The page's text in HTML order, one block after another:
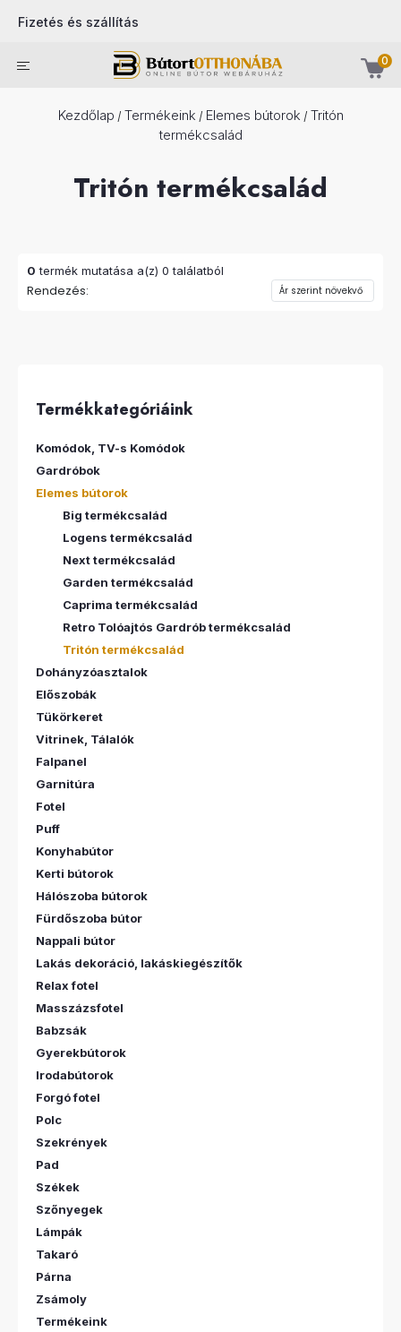
Fizetés és szállítás
0
Kezdőlap / Termékeink / Elemes bútorok / Tritón
termékcsalád
Tritón termékcsalád
0 termék mutatása a(z) 0 találatból
Rendezés:
Termékkategóriáink
Komódok, TV-s Komódok
Gardróbok
Elemes bútorok
Big termékcsalád
Logens termékcsalád
Next termékcsalád
Garden termékcsalád
Caprima termékcsalád
Retro Tolóajtós Gardrób termékcsalád
Tritón termékcsalád
Dohányzóasztalok
Előszobák
Tükörkeret
Vitrinek, Tálalók
Falpanel
Garnitúra
Fotel
Puff
Konyhabútor
Kerti bútorok
Hálószoba bútorok
Fürdőszoba bútor
Nappali bútor
Lakás dekoráció, lakáskiegészítők
Relax fotel
Masszázsfotel
Babzsák
Gyerekbútorok
Irodabútorok
Forgó fotel
Polc
Szekrények
Pad
Székek
Szőnyegek
Lámpák
Takaró
Párna
Zsámoly
Termékeink